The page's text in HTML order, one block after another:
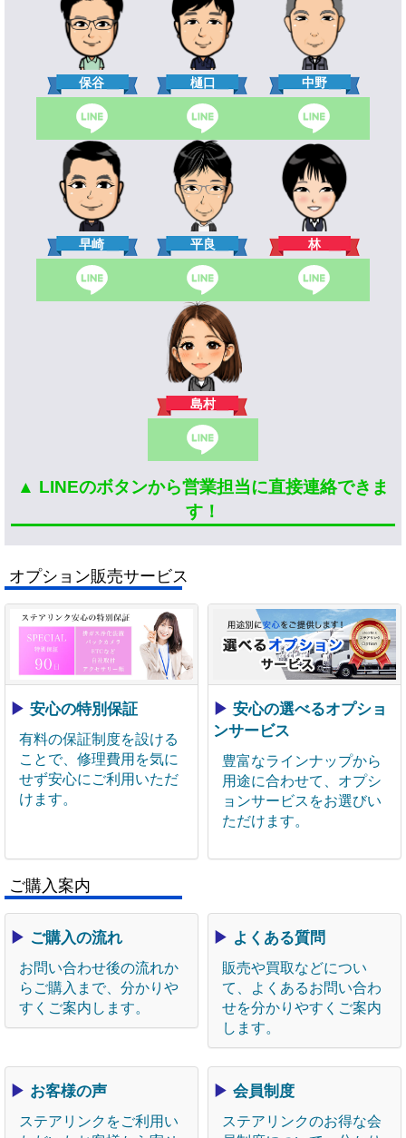
保谷 樋口 中野
早崎 平良 林
島村
▲ LINEのボタンから営業担当に直接連絡できま
す！
オプション販売サービス
▶ 安心の特別保証
有料の保証制度を設ける
ことで、修理費用を気に
せず安心にご利用いただ
けます。
▶ 安心の選べるオプショ
ンサービス
豊富なラインナップから
用途に合わせて、オプシ
ョンサービスをお選びい
ただけます。
ご購入案内
▶ ご購入の流れ
お問い合わせ後の流れか
らご購入まで、分かりや
すくご案内します。
▶ よくある質問
販売や買取などについ
て、よくあるお問い合わ
せを分かりやすくご案内
します。
▶ お客様の声
ステアリンクをご利用い
▶ 会員制度
ステアリンクのお得な会